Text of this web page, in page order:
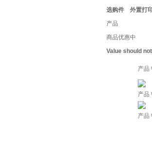
选购件
外置打
产品
商品优惠中
Value should
产品
产品
产品